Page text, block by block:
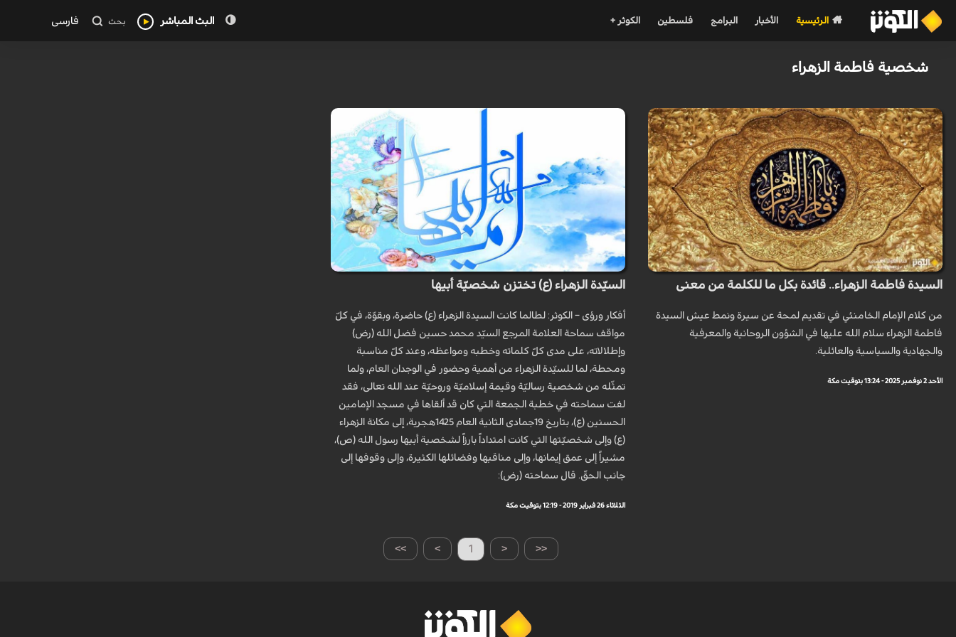
الرئيسية الأخبار البرامج فلسطين الكوثر + البث المباشر بحث فارسی
شخصية فاطمة الزهراء
السيدة فاطمة الزهراء.. قائدة بكل ما للكلمة من معنى
من كلام الإمام الخامنئي في تقديم لمحة عن سيرة ونمط عيش السيدة
فاطمة الزهراء سلام الله عليها في الشؤون الروحانية والمعرفية
والجهادية والسياسية والعائلية.
الأحد 2 نوفمبر 2025 - 13:24 بتوقيت مكة
السيّدة الزهراء (ع) تختزن شخصيّة أبيها
أفكار ورؤى – الكوثر: لطالما كانت السيدة الزهراء (ع) حاضرة، وبقوّة، في كلّ
مواقف سماحة العلامة المرجع السيّد محمد حسين فضل الله (رض)
وإطلالاته، على مدى كلّ كلماته وخطبه ومواعظه، وعند كلّ مناسبة
ومحطة، لما للسيّدة الزهراء من أهمية وحضور في الوجدان العام، ولما
تمثّله من شخصية رساليّة وقيمة إسلاميّة وروحيّة عند الله تعالى، فقد
لفت سماحته في خطبة الجمعة التي كان قد ألقاها في مسجد الإمامين
الحسنين (ع)، بتاريخ 19جمادى الثانية العام 1425هجرية، إلى مكانة الزهراء
(ع) وإلى شخصيّتها التي كانت امتداداً بارزاً لشخصية أبيها رسول الله (ص)،
مشيراً إلى عمق إيمانها، وإلى مناقبها وفضائلها الكثيرة، وإلى وقوفها إلى
جانب الحقّ. قال سماحته (رض):
الثلاثاء 26 فبراير 2019 - 12:19 بتوقيت مكة
>> > 1 < <<